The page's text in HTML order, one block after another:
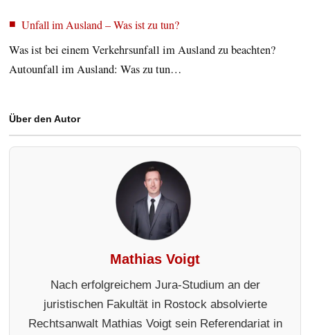
Unfall im Ausland – Was ist zu tun?
Was ist bei einem Verkehrsunfall im Ausland zu beachten?
Autounfall im Ausland: Was zu tun…
Über den Autor
Mathias Voigt
Nach erfolgreichem Jura-Studium an der
juristischen Fakultät in Rostock absolvierte
Rechtsanwalt Mathias Voigt sein Referendariat in